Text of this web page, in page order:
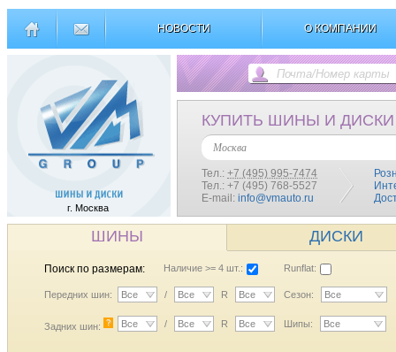
НОВОСТИ О КОМПАНИИ
г. Москва
КУПИТЬ ШИНЫ И ДИСКИ
Москва
Тел.: +7 (495) 995-7474
Тел.: +7 (495) 768-5527
E-mail: info@vmauto.ru
ШИНЫ ДИСКИ
Поиск по размерам: Наличие >= 4 шт.: Runflat:
Передних шин: Все / Все R Все Сезон: Все
Задних шин: ? Все / Все R Все Шипы: Все